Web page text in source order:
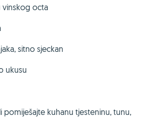
vinskog octa
sitno sjeckan
ukusu
pomiješajte kuhanu tjesteninu, tunu,